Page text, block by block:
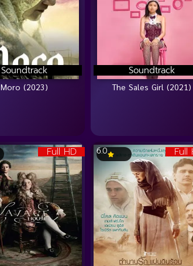
Soundtrack
Moro (2023)
Soundtrack
The Sales Girl (2021)
Full HD Full
6.0